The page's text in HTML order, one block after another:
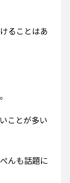
ることはあ
ことが多い
んも話題に